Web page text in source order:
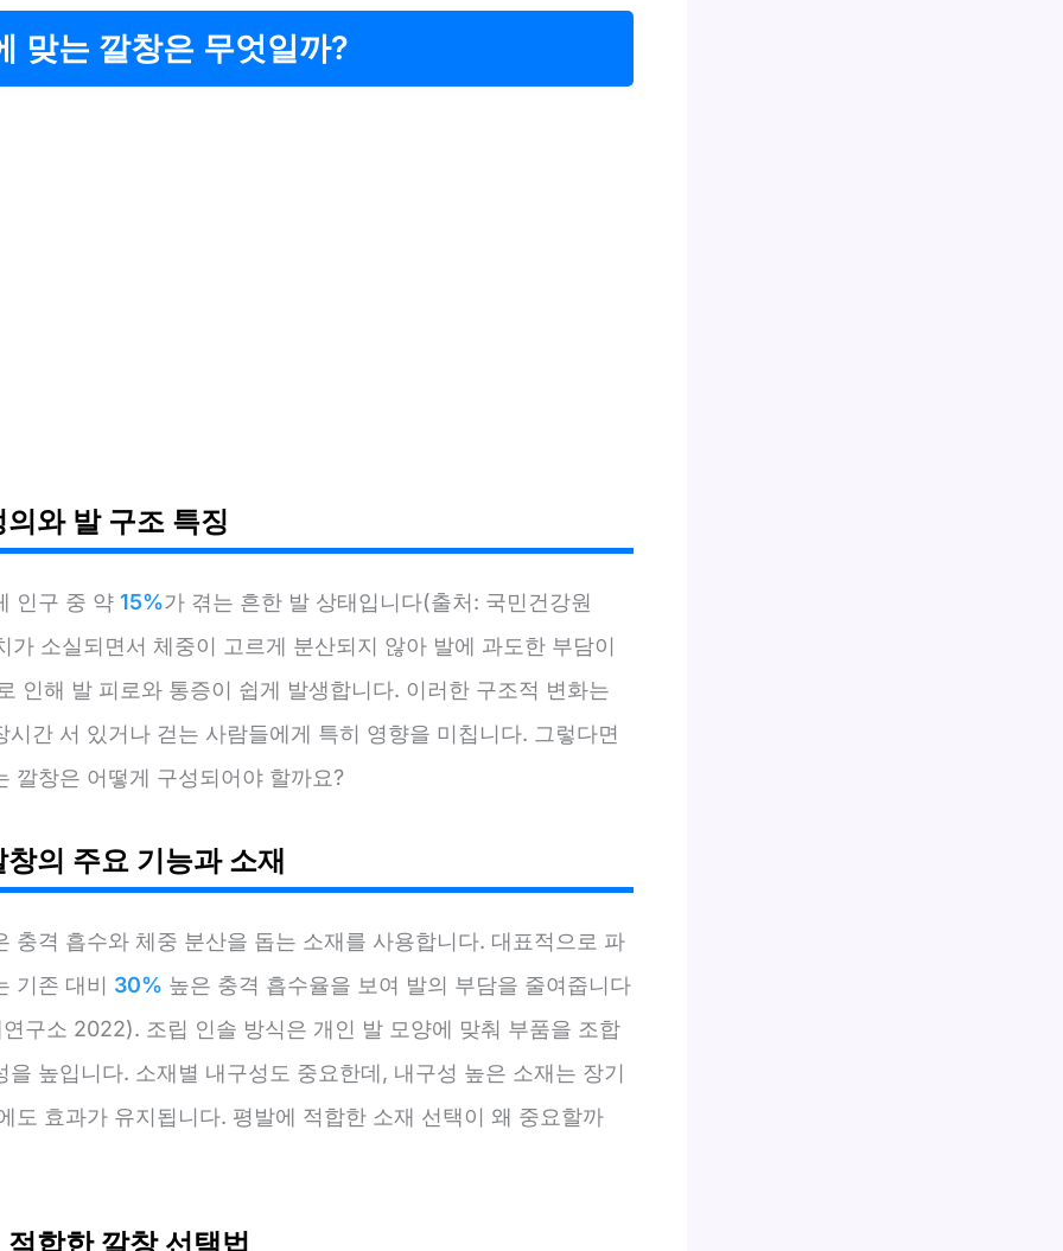
맞는 깔창은 무엇일까?
와 발 구조 특징
인구 중 약 15%가 겪는 흔한 발 상태입니다(출처: 국민건강원
가 소실되면서 체중이 고르게 분산되지 않아 발에 과도한 부담이
인해 발 피로와 통증이 쉽게 발생합니다. 이러한 구조적 변화는
시간 서 있거나 걷는 사람들에게 특히 영향을 미칩니다. 그렇다면
깔창은 어떻게 구성되어야 할까요?
의 주요 기능과 소재
충격 흡수와 체중 분산을 돕는 소재를 사용합니다. 대표적으로 파
기존 대비 30% 높은 충격 흡수율을 보여 발의 부담을 줄여줍니다
구소 2022). 조립 인솔 방식은 개인 발 모양에 맞춰 부품을 조합
을 높입니다. 소재별 내구성도 중요한데, 내구성 높은 소재는 장기
도 효과가 유지됩니다. 평발에 적합한 소재 선택이 왜 중요할까
합한 깔창 선택법